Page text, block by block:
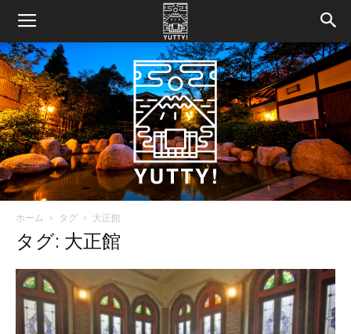
【ユ
ホーム タグ 大正館
タグ: 大正館